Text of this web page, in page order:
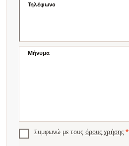
Τηλέφωνο
Μήνυμα
Συμφωνώ με τους όρους χρήσης *